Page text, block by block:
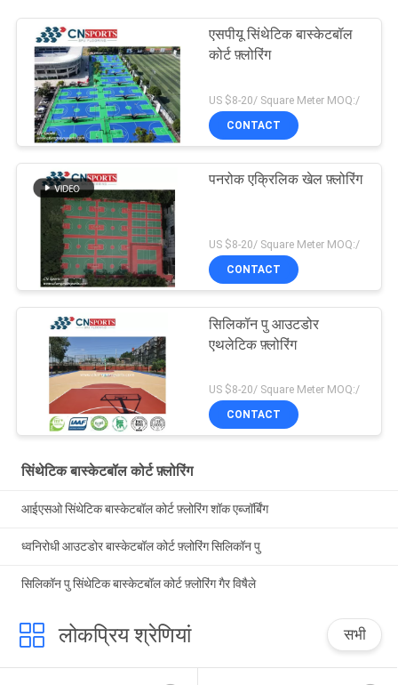
एसपीयू सिंथेटिक बास्केटबॉल
कोर्ट फ़्लोरिंग
US $8-20/ Square Meter MOQ:/
CONTACT
पनरोक एक्रिलिक खेल फ़्लोरिंग
US $8-20/ Square Meter MOQ:/
CONTACT
सिलिकॉन पु आउटडोर
एथलेटिक फ़्लोरिंग
US $8-20/ Square Meter MOQ:/
CONTACT
सिंथेटिक बास्केटबॉल कोर्ट फ़्लोरिंग
आईएसओ सिंथेटिक बास्केटबॉल कोर्ट फ़्लोरिंग शॉक एब्जॉर्बिंग
ध्वनिरोधी आउटडोर बास्केटबॉल कोर्ट फ़्लोरिंग सिलिकॉन पु
सिलिकॉन पु सिंथेटिक बास्केटबॉल कोर्ट फ़्लोरिंग गैर विषैले
लोकप्रिय श्रेणियां सभी